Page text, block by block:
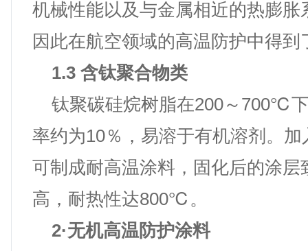
机械性能以及与金属相近的热膨胀
因此在航空领域的高温防护中得到
1.3 含钛聚合物类
钛聚碳硅烷树脂在200～700℃
率约为10％，易溶于有机溶剂。加
可制成耐高温涂料，固化后的涂层
高，耐热性达800℃。
2·无机高温防护涂料